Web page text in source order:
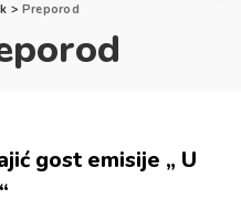
>Preporod
gost emisije „ U